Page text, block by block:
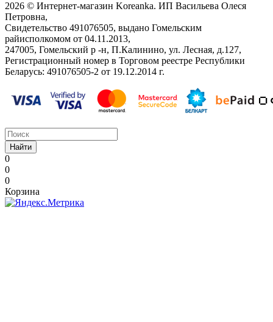
2026 © Интернет-магазин Koreanka. ИП Васильева Олеся
Петровна,
Свидетельство ‎491076505, выдано Гомельским
райисполкомом от 04.11.2013,
247005, Гомельский р -н, П.Калинино, ул. Лесная, д.127,
Регистрационный номер в Торговом реестре Республики
Беларусь: ‎491076505-2 от 19.12.2014 г.
Найти
0
0
0
Корзина